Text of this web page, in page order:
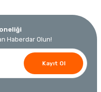
Haberdar Olun!
Kayıt Ol